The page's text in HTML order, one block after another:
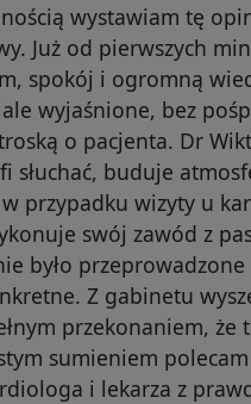
wystawiam tę
Już od pierwszych
spokój i ogromną
wyjaśnione, bez
o pacjenta. Dr
słuchać, buduje
przypadku wizyty u
swój zawód z
było
Z gabinetu
przekonaniem, że
sumieniem
i lekarza z